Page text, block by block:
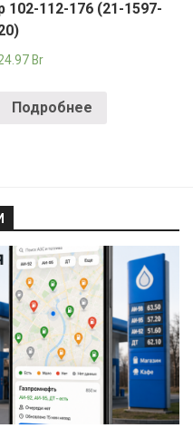
102-112-176 (21-1597-
Br
Подробнее